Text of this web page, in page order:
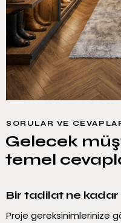
SORULAR VE
Gelecek
temel
Bir tadilat ne kadar
Proje gereksinimlerinize